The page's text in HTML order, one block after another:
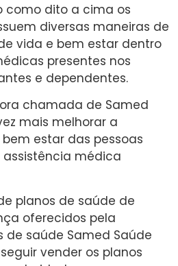
como dito a cima os
diversas maneiras de
vida e bem estar dentro
presentes nos
e dependentes.
chamada de Samed
mais melhorar a
estar das pessoas
médica
planos de saúde de
oferecidos pela
de saúde Samed Saúde
vender os planos